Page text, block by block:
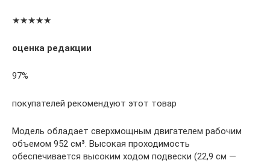
★★★★★
оценка редакции
97%
покупателей рекомендуют этот товар
Модель обладает сверхмощным двигателем рабочим
объемом 952 см³. Высокая проходимость
обеспечивается высоким ходом подвески (22,9 см —